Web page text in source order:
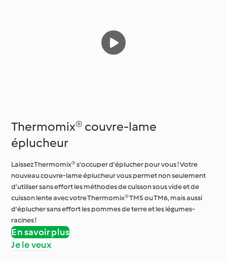
Thermomix® couvre-lame
éplucheur
Laissez Thermomix® s'occuper d'éplucher pour vous ! Votre
nouveau couvre-lame éplucheur vous permet non seulement
d’utiliser sans effort les méthodes de cuisson sous vide et de
cuisson lente avec votre Thermomix® TM5 ou TM6, mais aussi
d'éplucher sans effort les pommes de terre et les légumes-
racines !
En savoir plus
Je le veux